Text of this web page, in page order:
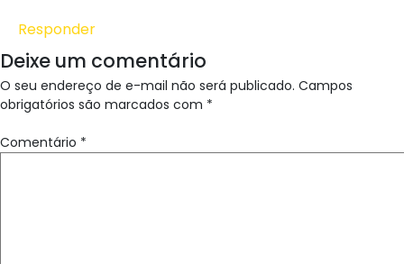
Responder
Deixe um comentário
O seu endereço de e-mail não será publicado. Campos
obrigatórios são marcados com *
Comentário *